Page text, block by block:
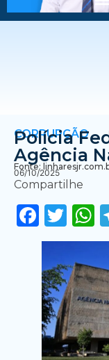
CORRUPÇÃO
Polícia
Agência
Fonte:
06/10/2025
Compartilhe